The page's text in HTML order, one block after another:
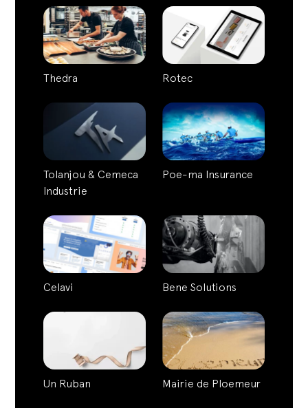
Thedra Rotec
Tolanjou & Cemeca
Industrie
Poe-ma Insurance
Celavi Bene Solutions
Un Ruban Mairie de Ploemeur